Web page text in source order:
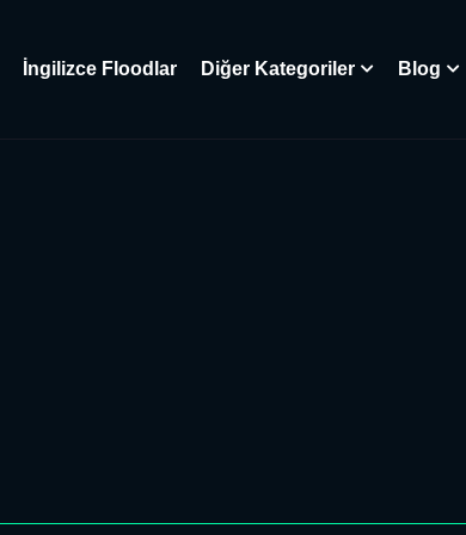
İngilizce Floodlar Diğer Kategoriler Blog